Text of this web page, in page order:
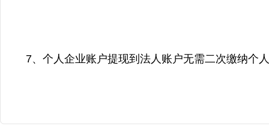
7、个人企业账户提现到法人账户无需二次缴纳个